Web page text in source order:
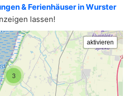
& Ferienhäuser in Wurster
lassen!
3